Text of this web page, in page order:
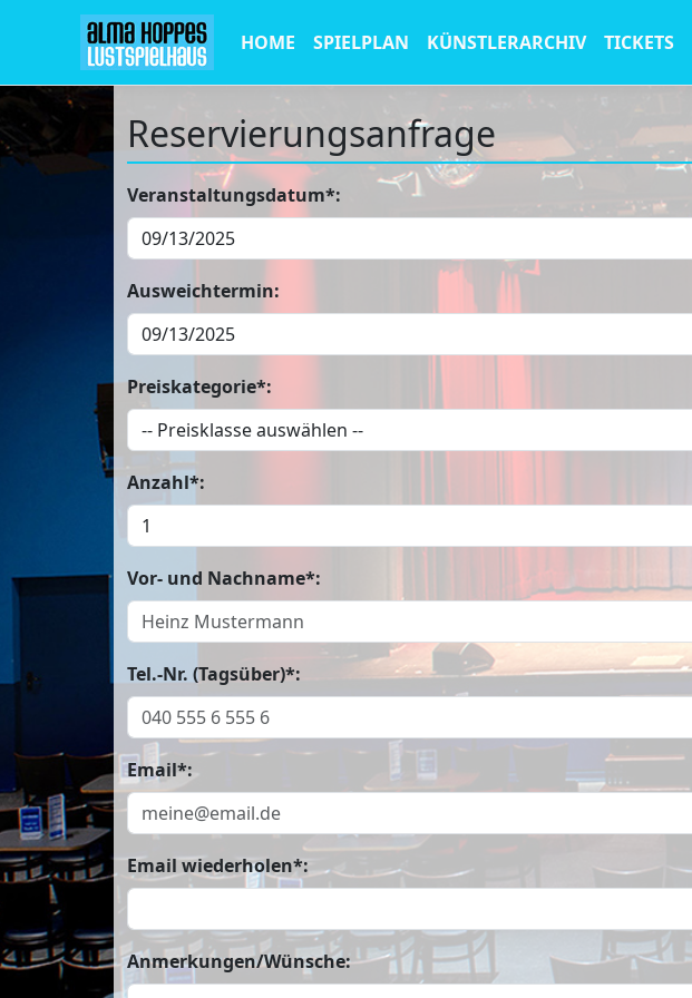
HOME SPIELPLAN KÜNSTLERARCHIV TICKETS
Reservierungsanfrage
Veranstaltungsdatum*:
Ausweichtermin:
Preiskategorie*:
Anzahl*:
Vor- und Nachname*:
Tel.-Nr. (Tagsüber)*:
Email*:
Email wiederholen*:
Anmerkungen/Wünsche: